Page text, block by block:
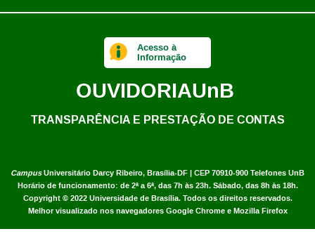
CampusUniversitário Darcy Ribeiro, Brasília-DF | CEP 70910-900 Telefones UnB
Horário de funcionamento: de 2ª a 6ª, das 7h às 23h. Sábado, das 8h às 18h.
Copyright © 2022 Universidade de Brasília. Todos os direitos reservados.
Melhor visualizado nos navegadores Google Chrome e Mozilla Firefox
Acesso à
Informação
OUVIDORIAUnB
TRANSPARÊNCIA E PRESTAÇÃO DE CONTAS